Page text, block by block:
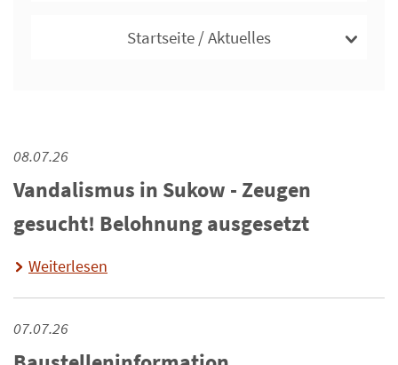
Startseite / Aktuelles
08.07.26
Vandalismus in Sukow - Zeugen
gesucht! Belohnung ausgesetzt
Weiterlesen
07.07.26